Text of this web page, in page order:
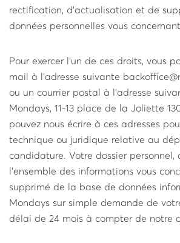
rectification, d’actualisation et de
données personnelles vous
Pour exercer l’un de ces droits, vous
mail à l’adresse suivante
ou un courrier postal à l’adresse
Mondays, 11-13 place de la Joliette
pouvez nous écrire à ces adresses
technique ou juridique relative au
candidature. Votre dossier personnel,
l’ensemble des informations vous
supprimé de la base de données
Mondays sur simple demande de
délai de 24 mois à compter de notre